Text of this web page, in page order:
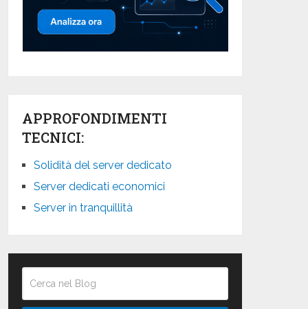
APPROFONDIMENTI
TECNICI:
Solidità del server dedicato
Server dedicati economici
Server in tranquillità